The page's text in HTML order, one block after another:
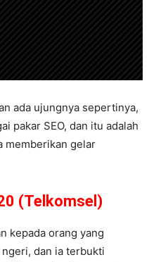
ada ujungnya sepertinya,
pakar SEO, dan itu adalah
memberikan gelar
(Telkomsel)
kepada orang yang
dan ia terbukti